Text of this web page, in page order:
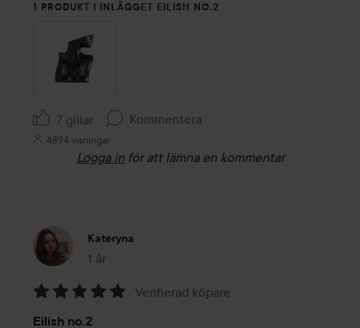
1 PRODUKT I INLÄGGET EILISH NO.2
7 gillar Kommentera
4894 visningar
Logga in för att lämna en kommentar
Kateryna
1 år
Inlägget skapades 1 år
Verifierad köpare
Eilish no.2